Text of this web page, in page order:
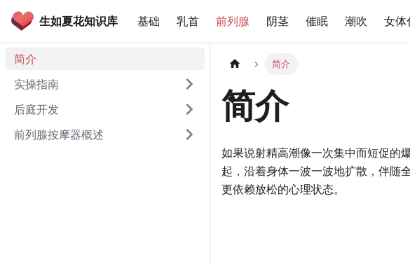
生如夏花知识库 基础 乳首 前列腺 阴茎 催眠 潮吹 女体
简介
实操指南
后庭开发
前列腺按摩器概述
简介
简介
如果说射精高潮像一次集中而短促的
起，沿着身体一波一波地扩散，伴随
更依赖放松的心理状态。